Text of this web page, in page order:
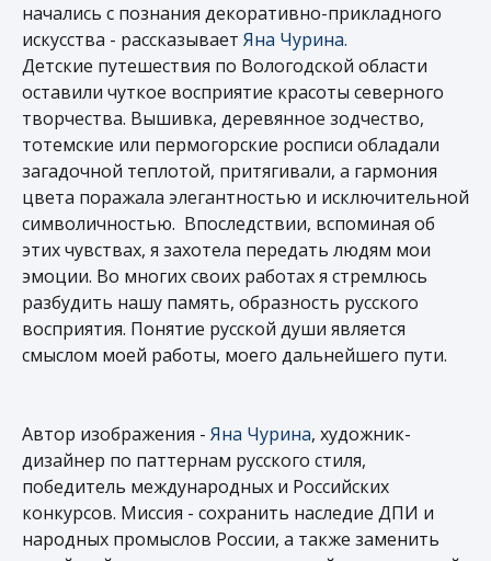
начались с познания декоративно-прикладного
искусства - рассказывает Яна Чурина.
Детские путешествия по Вологодской области
оставили чуткое восприятие красоты северного
творчества. Вышивка, деревянное зодчество,
тотемские или пермогорские росписи обладали
загадочной теплотой, притягивали, а гармония
цвета поражала элегантностью и исключительной
символичностью. Впоследствии, вспоминая об
этих чувствах, я захотела передать людям мои
эмоции. Во многих своих работах я стремлюсь
разбудить нашу память, образность русского
восприятия. Понятие русской души является
смыслом моей работы, моего дальнейшего пути.
Автор изображения - Яна Чурина, художник-
дизайнер по паттернам русского стиля,
победитель международных и Российских
конкурсов. Миссия - сохранить наследие ДПИ и
народных промыслов России, а также заменить